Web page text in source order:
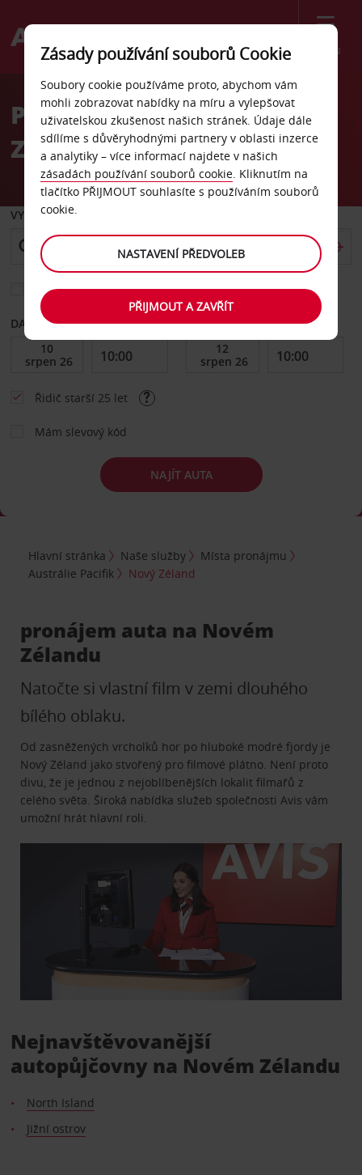
Menu
Welcome
AvisPronájem auta na Novém
Zélandu
VYZVEDNOUT Z
Vyberte si jiné místo vrácení
DATUM OD DATUM DO
Řidič starší 25 let
Mám slevový kód
NAJÍT AUTA
Hlavní stránka Naše služby
Místa pronájmu
Austrálie Pacifik
Nový Zéland
pronájem auta na Novém
Zélandu
Natočte si vlastní film v zemi dlouhého
bílého oblaku.
Od zasněžených vrcholků hor po hluboké modré fjordy je
Nový Zéland jako stvořený pro filmové plátno. Není proto
divu, že je jednou z nejoblíbenějších lokalit filmařů z
celého světa. Široká nabídka služeb společnosti Avis vám
umožní hrát hlavní roli.
Nejnavštěvovanější
autopůjčovny na Novém Zélandu
North Island
Jižní ostrov
Zásady používání souborů Cookie
Soubory cookie používáme proto, abychom vám
mohli zobrazovat nabídky na míru a vylepšovat
uživatelskou zkušenost našich stránek. Údaje dále
sdílíme s důvěryhodnými partnery v oblasti inzerce
a analytiky – více informací najdete v našich
zásadách používání souborů cookie. Kliknutím na
tlačítko PŘIJMOUT souhlasíte s používáním souborů
cookie.
NASTAVENÍ PŘEDVOLEB
PŘIJMOUT A ZAVŘÍT